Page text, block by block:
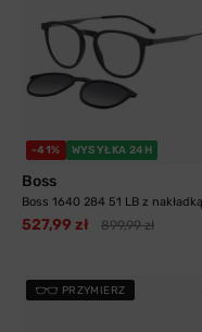
-41% WYSYŁKA 24H
Boss
Boss 1640 284 51 LB z
527,99 zł 899,99 zł
PRZYMIERZ